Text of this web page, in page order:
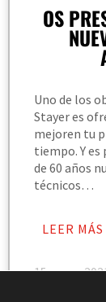
OS
Uno de los
Stayer es
mejoren tu
tiempo. Y es
de 60 años
técnicos…
LEER MÁS
15 enero